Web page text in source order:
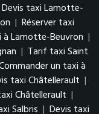
Devis taxi Lamotte-
| Réserver taxi
Lamotte-Beuvron |
| Tarif taxi Saint
un taxi à
taxi Châtellerault |
Châtellerault |
Salbris | Devis taxi